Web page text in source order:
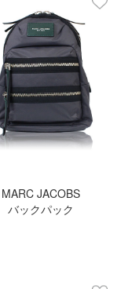
MARC JACOBS
バックパック